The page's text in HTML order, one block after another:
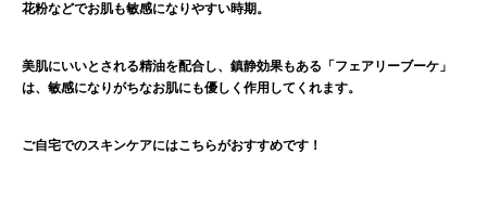
花粉などでお肌も敏感になりやすい時期。
美肌にいいとされる精油を配合し、鎮静効果もある「フェアリーブーケ」
は、敏感になりがちなお肌にも優しく作用してくれます。
ご自宅でのスキンケアにはこちらがおすすめです！